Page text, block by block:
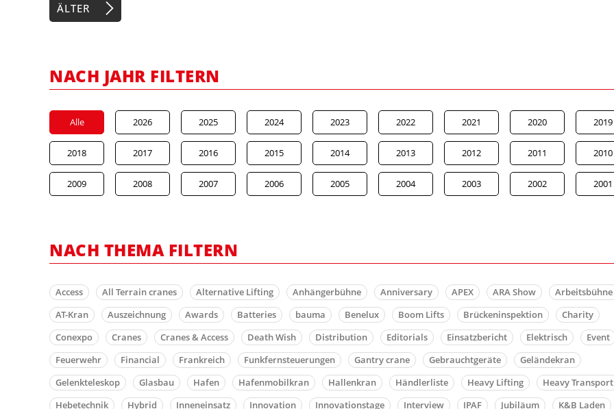
ÄLTER
NACH JAHR FILTERN
Alle 2026 2025 2024 2023 2022 2021 2020 2019
2018 2017 2016 2015 2014 2013 2012 2011 2010
2009 2008 2007 2006 2005 2004 2003 2002 2001
NACH THEMA FILTERN
Access All Terrain cranes Alternative Lifting Anhängerbühne Anniversary APEX ARA Show
Arbeitsbühne
AT-Kran
Auszeichnung Awards Batteries bauma Benelux Boom Lifts Brückeninspektion
Charity
Conexpo
Cranes Cranes & Access Death Wish Distribution Editorials Einsatzbericht Elektrisch
Event
Feuerwehr
Financial Frankreich Funkfernsteuerungen Gantry crane Gebrauchtgeräte
Geländekran
Gelenkteleskop
Glasbau Hafen Hafenmobilkran Hallenkran Händlerliste Heavy Lifting
Heavy Transport
Hebetechnik
Hybrid Inneneinsatz Innovation Innovationstage Interview IPAF Jubiläum
K&B Laden